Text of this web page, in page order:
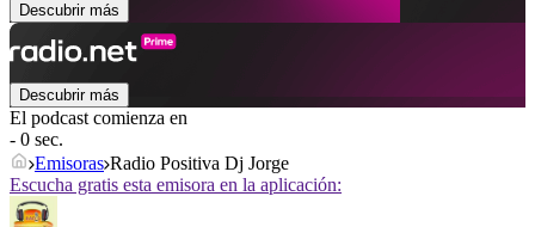
Descubrir más
Descubrir más
El podcast comienza en
- 0 sec.
Emisoras Radio Positiva Dj Jorge
Escucha gratis esta emisora en la aplicación: